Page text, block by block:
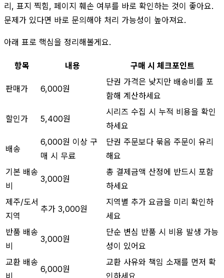
리, 표지 찍힘, 페이지 훼손 여부를 바로 확인하는 것이 좋아요.
문제가 있다면 바로 문의해야 처리 가능성이 높아져요.
아래 표로 핵심을 정리해볼게요.
항목 내용 구매 시 체크포인트
판매가 6,000원
단권 가격은 낮지만 배송비를 포
함해 계산하세요
할인가 5,400원
시리즈 수집 시 누적 비용을 확인
하세요
배송
6,000원 이상 구
매 시 무료
단권 주문보다 묶음 주문이 유리
해요
기본 배송
비
3,000원
총 결제금액 산정에 반드시 포함
하세요
제주/도서
지역
추가 3,000원
지역별 추가 요금을 미리 확인하
세요
반품 배송
비
3,000원
단순 변심 반품 시 비용 발생 가능
성이 있어요
교환 배송
비
6,000원
교환 사유와 책임 소재를 먼저 확
인하세요